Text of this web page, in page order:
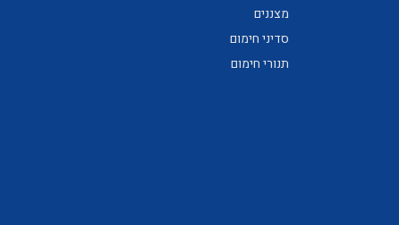
מצננים
סדיני חימום
תנורי חימום